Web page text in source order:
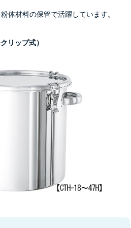
体材料の保管で活躍しています。
リップ式）